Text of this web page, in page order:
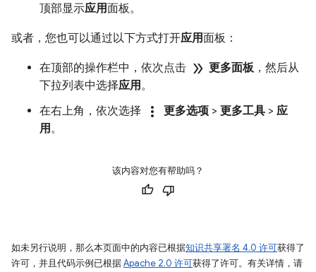
顶部显示应用面板。
或者，您也可以通过以下方式打开应用面板：
在顶部的操作栏中，依次点击 double_arrow 更多面板，然后从
下拉列表中选择应用。
在右上角，依次选择
more_vert 更多选项 > 更多工具 > 应
用。
该内容对您有帮助吗？
如未另行说明，那么本页面中的内容已根据知识共享署名 4.0 许可获得了
许可，并且代码示例已根据Apache 2.0 许可获得了许可。有关详情，请